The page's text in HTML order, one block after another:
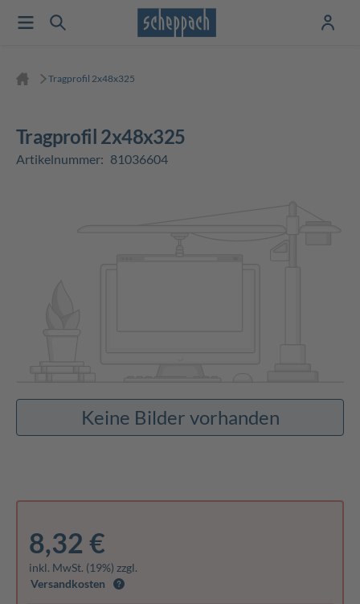
Tragprofil 2x48x325
Tragprofil 2x48x325
Artikelnummer: 81036604
Keine Bilder vorhanden
8,32 €
inkl. MwSt. (19%) zzgl.
Versandkosten